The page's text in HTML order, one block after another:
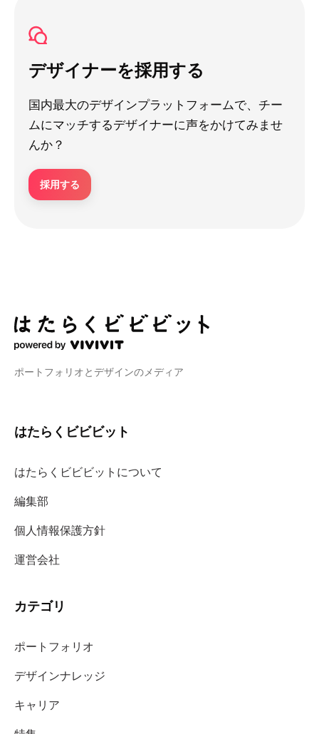
デザイナーを採用する
国内最大のデザインプラットフォームで、チー
ムにマッチするデザイナーに声をかけてみませ
んか？
採用する
ポートフォリオとデザインのメディア
はたらくビビビット
はたらくビビビットについて
編集部
個人情報保護方針
運営会社
カテゴリ
ポートフォリオ
デザインナレッジ
キャリア